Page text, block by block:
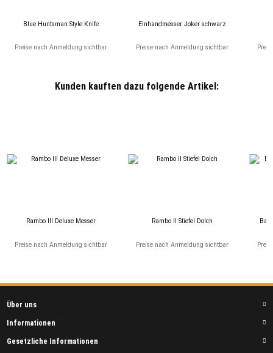
Blue Huntsman Style Knife
Preise nach Anmeldung sichtbar
Einhandmesser Joker schwarz
Preise nach Anmeldung sichtbar
Kunden kauften dazu folgende Artikel:
Rambo III Deluxe Messer
Preise nach Anmeldung sichtbar
Rambo II Stiefel Dolch
Preise nach Anmeldung sichtbar
Über uns
Informationen
Gesetzliche Informationen